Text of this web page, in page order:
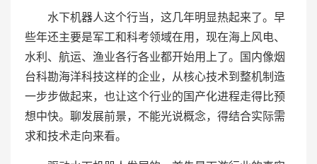
水下机器人这个行当，这几年明显热起来了。早
些年还主要是军工和科考领域在用，现在海上风电、
水利、航运、渔业各行各业都开始用上了。国内像烟
台科勘海洋科技这样的企业，从核心技术到整机制造
一步步做起来，也让这个行业的国产化进程走得比预
想中快。聊发展前景，不能光说概念，得结合实际需
求和技术走向来看。